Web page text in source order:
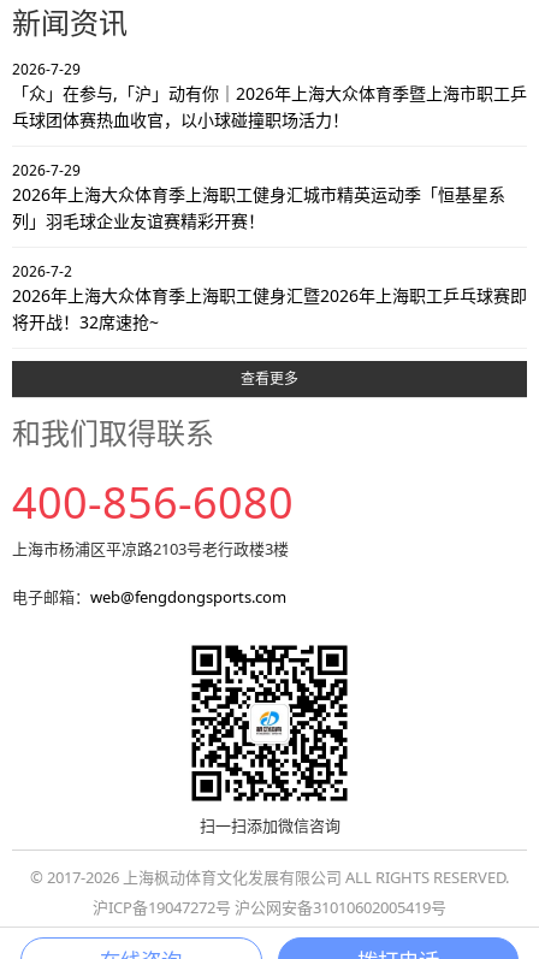
新闻资讯
2026-7-29
「众」在参与,「沪」动有你｜2026年上海大众体育季暨上海市职工乒
乓球团体赛热血收官，以小球碰撞职场活力！
2026-7-29
2026年上海大众体育季上海职工健身汇城市精英运动季「恒基星系
列」羽毛球企业友谊赛精彩开赛！
2026-7-2
2026年上海大众体育季上海职工健身汇暨2026年上海职工乒乓球赛即
将开战！32席速抢~
查看更多
和我们取得联系
400-856-6080
上海市杨浦区平凉路2103号老行政楼3楼
电子邮箱： web@fengdongsports.com
扫一扫添加微信咨询
© 2017-2026 上海枫动体育文化发展有限公司 ALL RIGHTS RESERVED.
沪ICP备19047272号 沪公网安备31010602005419号